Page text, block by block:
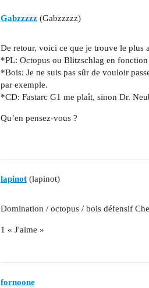
Gabzzzzz (Gabzzzzz)
De retour, voici ce que je trouve le plus
*PL: Octopus ou Blitzschlag en fonction
*Bois: Je ne suis pas sûr de vouloir
par exemple.
*CD: Fastarc G1 me plaît, sinon Dr.
Qu’en pensez-vous ?
lapinot (lapinot)
Domination / octopus / bois défensif
1 « J'aime »
fornoone